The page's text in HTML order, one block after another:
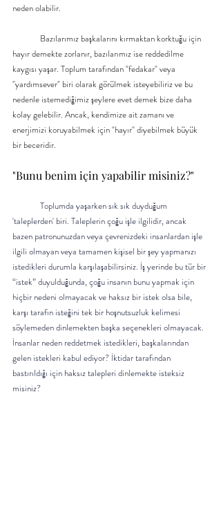
neden olabilir.
hayır demekte zorlanır, bazılarımız ise reddedilme
kaygısı yaşar. Toplum tarafından "fedakar" veya
"yardımsever" biri olarak görülmek isteyebiliriz ve bu
nedenle istemediğimiz şeylere evet demek bize daha
kolay gelebilir. Ancak, kendimize ait zamanı ve
enerjimizi koruyabilmek için "hayır" diyebilmek büyük
bir beceridir.
"Bunu benim için yapabilir misiniz?"
'taleplerden' biri. Taleplerin çoğu işle ilgilidir, ancak
bazen patronunuzdan veya çevrenizdeki insanlardan işle
ilgili olmayan veya tamamen kişisel bir şey yapmanızı
istedikleri durumla karşılaşabilirsiniz. İş yerinde bu tür bir
“istek” duyulduğunda, çoğu insanın bunu yapmak için
hiçbir nedeni olmayacak ve haksız bir istek olsa bile,
karşı tarafın isteğini tek bir hoşnutsuzluk kelimesi
söylemeden dinlemekten başka seçenekleri olmayacak.
İnsanlar neden reddetmek istedikleri, başkalarından
gelen istekleri kabul ediyor? İktidar tarafından
bastırıldığı için haksız talepleri dinlemekte isteksiz
misiniz?